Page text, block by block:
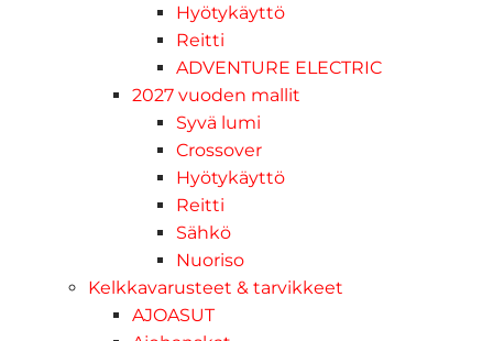
Hyötykäyttö
Reitti
ADVENTURE ELECTRIC
2027 vuoden mallit
Syvä lumi
Crossover
Hyötykäyttö
Reitti
Sähkö
Nuoriso
Kelkkavarusteet & tarvikkeet
AJOASUT